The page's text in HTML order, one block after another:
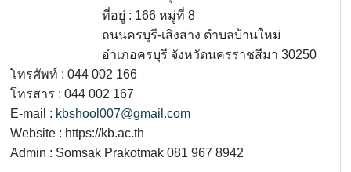
ที่อยู่ : 166 หมู่ที่ 8
ถนนครบุรี-เสิงสาง ตำบลบ้านใหม่
อำเภอครบุรี จังหวัดนครราชสีมา 30250
โทรศัพท์ : 044 002 166
โทรสาร : 044 002 167
E-mail : kbshool007@gmail.com
Website : https://kb.ac.th
Admin : Somsak Prakotmak 081 967 8942